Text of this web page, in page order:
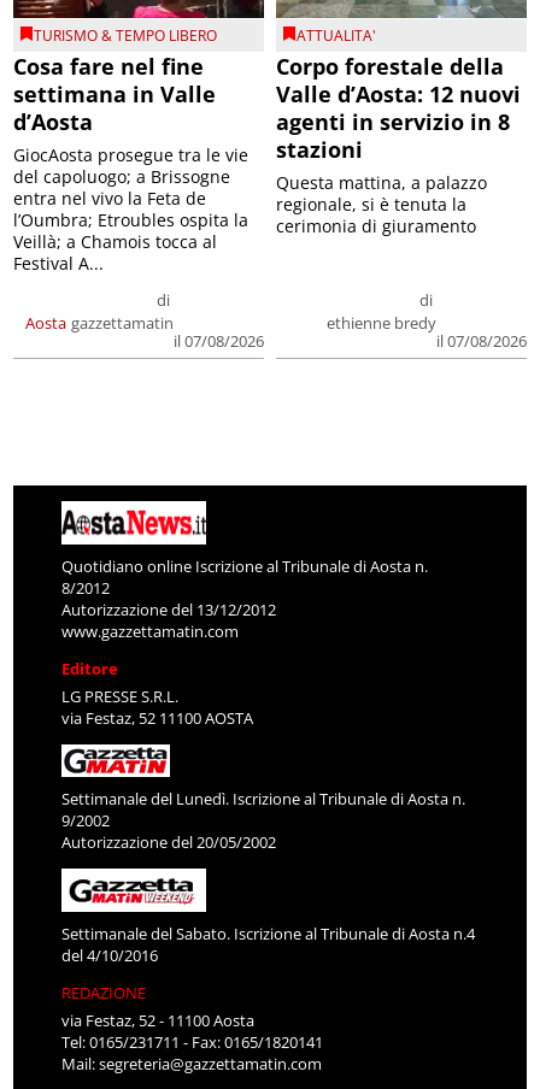
TURISMO & TEMPO LIBERO
Cosa fare nel fine
settimana in Valle
d’Aosta
Aosta
di
gazzettamatin
il 07/08/2026
GiocAosta prosegue tra le vie
del capoluogo; a Brissogne
entra nel vivo la Feta de
l’Oumbra; Etroubles ospita la
Veillà; a Chamois tocca al
Festival A...
ATTUALITA'
Corpo forestale della
Valle d’Aosta: 12 nuovi
agenti in servizio in 8
stazioni
di
ethienne bredy
il 07/08/2026
Questa mattina, a palazzo
regionale, si è tenuta la
cerimonia di giuramento
Quotidiano online Iscrizione al Tribunale di Aosta n.
8/2012
Autorizzazione del 13/12/2012
www.gazzettamatin.com
Editore
LG PRESSE S.R.L.
via Festaz, 52 11100 AOSTA
Settimanale del Lunedì. Iscrizione al Tribunale di Aosta n.
9/2002
Autorizzazione del 20/05/2002
Settimanale del Sabato. Iscrizione al Tribunale di Aosta n.4
del 4/10/2016
REDAZIONE
via Festaz, 52 - 11100 Aosta
Tel: 0165/231711 - Fax: 0165/1820141
Mail:segreteria@gazzettamatin.com